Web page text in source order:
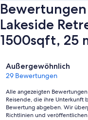
Lakeside
1500sqft, 25
Bewertungen
Außergewöhnlich
29 Bewertungen
Alle angezeigten
Reisende, die ihre Unterkunft
Bewertung abgeben. Wir
Richtlinien und